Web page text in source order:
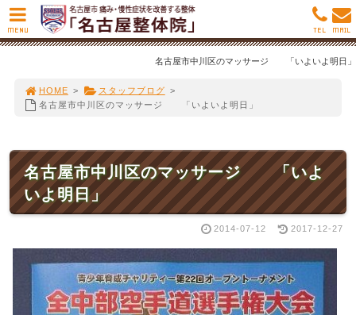
名古屋市中川区のマッサージ 「いよいよ明日」
HOME > スタッフブログ >
名古屋市中川区のマッサージ 「いよいよ明日」
名古屋市中川区のマッサージ 「いよ
いよ明日」
2014-07-12 2017-12-27
MENU MAIL
TEL